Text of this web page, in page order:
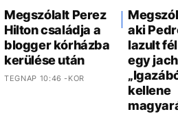
Megszólalt Perez
Hilton családja a
blogger kórházba
kerülése után
TEGNAP 10:46 -KOR
aki
lazult
egy
kellene